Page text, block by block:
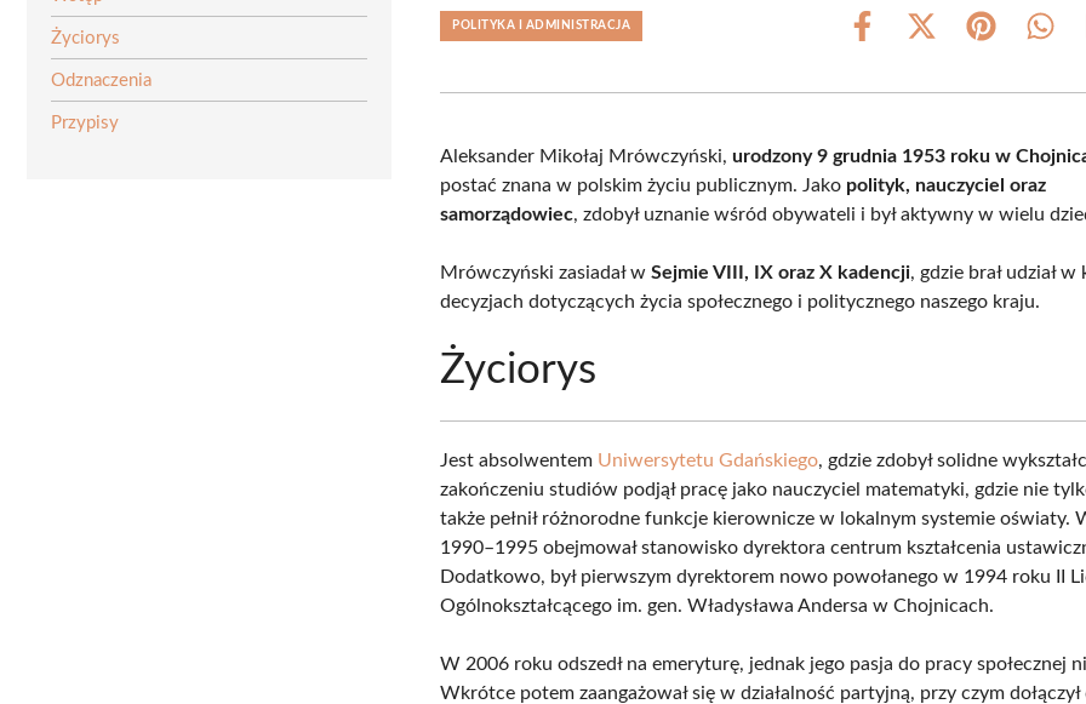
Życiorys
Odznaczenia
Przypisy
POLITYKA I ADMINISTRACJA
Share
Share
(Twitter)
Share Share
Aleksander Mikołaj Mrówczyński,urodzony 9 grudnia 1953 roku w
postać znana w polskim życiu publicznym. Jako polityk, nauczyciel oraz
samorządowiec, zdobył uznanie wśród obywateli i był aktywny w wielu
Mrówczyński zasiadał wSejmie VIII, IX oraz X kadencji, gdzie brał udział
decyzjach dotyczących życia społecznego i politycznego naszego kraju.
Życiorys
Jest absolwentem Uniwersytetu Gdańskiego, gdzie zdobył solidne
zakończeniu studiów podjął pracę jako nauczyciel matematyki, gdzie nie
także pełnił różnorodne funkcje kierownicze w lokalnym systemie oświaty.
1990–1995 obejmował stanowisko dyrektora centrum kształcenia
Dodatkowo, był pierwszym dyrektorem nowo powołanego w 1994 roku II
Ogólnokształcącego im. gen. Władysława Andersa w Chojnicach.
W 2006 roku odszedł na emeryturę, jednak jego pasja do pracy społecznej
Wkrótce potem zaangażował się w działalność partyjną, przy czym